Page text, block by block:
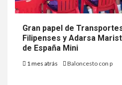
Gran papel de
Filipenses y Adarsa
de España Mini
1 mes atrás Baloncesto con p